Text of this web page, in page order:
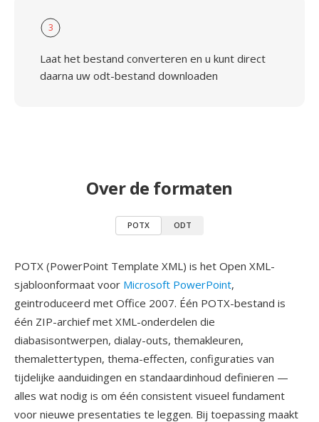
3
Laat het bestand converteren en u kunt direct
daarna uw odt-bestand downloaden
Over de formaten
POTX ODT
POTX (PowerPoint Template XML) is het Open XML-
sjabloonformaat voor Microsoft PowerPoint,
geintroduceerd met Office 2007. Één POTX-bestand is
één ZIP-archief met XML-onderdelen die
diabasisontwerpen, dialay-outs, themakleuren,
themalettertypen, thema-effecten, configuraties van
tijdelijke aanduidingen en standaardinhoud definieren —
alles wat nodig is om één consistent visueel fundament
voor nieuwe presentaties te leggen. Bij toepassing maakt